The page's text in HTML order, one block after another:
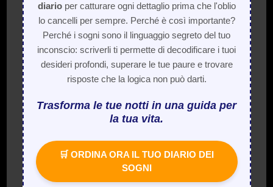
diarioper catturare ogni dettaglio prima che l'oblio
lo cancelli per sempre. Perché è così importante?
Perché i sogni sono il linguaggio segreto del tuo
inconscio: scriverli ti permette di decodificare i tuoi
desideri profondi, superare le tue paure e trovare
risposte che la logica non può darti.
Trasforma le tue notti in una guida per
la tua vita.
🛒 ORDINA ORA IL TUO DIARIO DEI
SOGNI